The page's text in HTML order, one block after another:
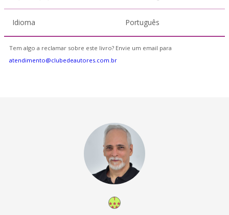
Idioma Português
Tem algo a reclamar sobre este livro? Envie um email para
atendimento@clubedeautores.com.br